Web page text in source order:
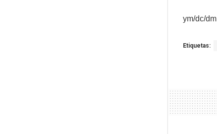
ym/dc/dm
Etiquetas: